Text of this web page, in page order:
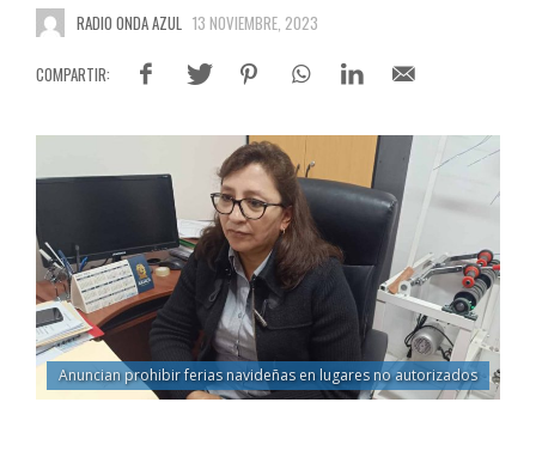
RADIO ONDA AZUL 13 NOVIEMBRE, 2023
Anuncian prohibir ferias navideñas en lugares no autorizados